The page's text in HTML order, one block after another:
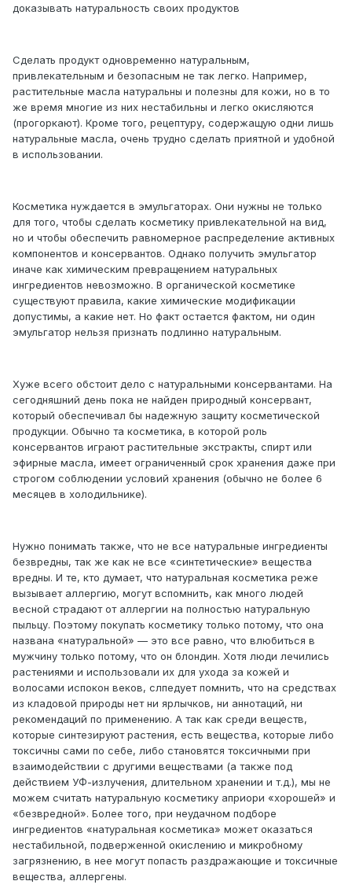
доказывать натуральность своих продуктов
Сделать продукт одновременно натуральным,
привлекательным и безопасным не так легко. Например,
растительные масла натуральны и полезны для кожи, но в то
же время многие из них нестабильны и легко окисляются
(прогоркают). Кроме того, рецептуру, содержащую одни лишь
натуральные масла, очень трудно сделать приятной и удобной
в использовании.
Косметика нуждается в эмульгаторах. Они нужны не только
для того, чтобы сделать косметику привлекательной на вид,
но и чтобы обеспечить равномерное распределение активных
компонентов и консервантов. Однако получить эмульгатор
иначе как химическим превращением натуральных
ингредиентов невозможно. В органической косметике
существуют правила, какие химические модификации
допустимы, а какие нет. Но факт остается фактом, ни один
эмульгатор нельзя признать подлинно натуральным.
Хуже всего обстоит дело с натуральными консервантами. На
сегодняшний день пока не найден природный консервант,
который обеспечивал бы надежную защиту косметической
продукции. Обычно та косметика, в которой роль
консервантов играют растительные экстракты, спирт или
эфирные масла, имеет ограниченный срок хранения даже при
строгом соблюдении условий хранения (обычно не более 6
месяцев в холодильнике).
Нужно понимать также, что не все натуральные ингредиенты
безвредны, так же как не все «синтетические» вещества
вредны. И те, кто думает, что натуральная косметика реже
вызывает аллергию, могут вспомнить, как много людей
весной страдают от аллергии на полностью натуральную
пыльцу. Поэтому покупать косметику только потому, что она
названа «натуральной» — это все равно, что влюбиться в
мужчину только потому, что он блондин. Хотя люди лечились
растениями и использовали их для ухода за кожей и
волосами испокон веков, слпедует помнить, что на средствах
из кладовой природы нет ни ярлычков, ни аннотаций, ни
рекомендаций по применению. А так как среди веществ,
которые синтезируют растения, есть вещества, которые либо
токсичны сами по себе, либо становятся токсичными при
взаимодействии с другими веществами (а также под
действием УФ-излучения, длительном хранении и т.д.), мы не
можем считать натуральную косметику априори «хорошей» и
«безвредной». Более того, при неудачном подборе
ингредиентов «натуральная косметика» может оказаться
нестабильной, подверженной окислению и микробному
загрязнению, в нее могут попасть раздражающие и токсичные
вещества, аллергены.